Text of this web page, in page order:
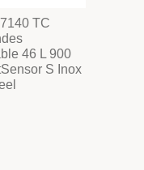
TC
46 L 900
S Inox